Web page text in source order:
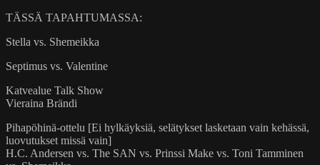
TÄSSÄ TAPAHTUMASSA:
Stella vs. Shemeikka
Septimus vs. Valentine
Katvealue Talk Show
Vieraina Brändi
Pihapöhinä-ottelu [Ei hylkäyksiä, selätykset lasketaan vain kehässä,
luovutukset missä vain]
H.C. Andersen vs. The SAN vs. Prinssi Make vs. Toni Tamminen